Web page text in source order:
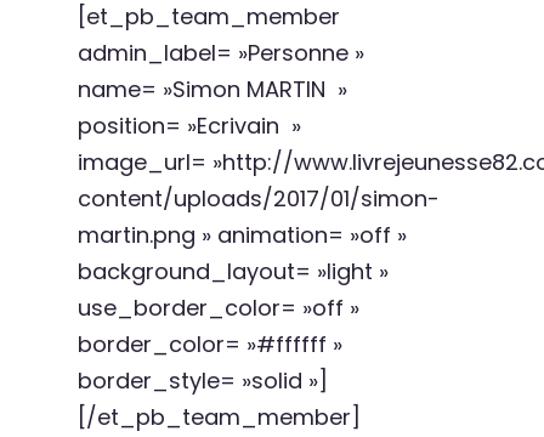
[et_pb_team_member
admin_label= »Personne »
name= »Simon MARTIN »
position= »Ecrivain »
image_url= »http://
content/uploads/2017/01/simon-
martin.png » animation= »off »
background_layout= »light »
use_border_color= »off »
border_color= »#ffffff »
border_style= »solid »]
[/et_pb_team_member]